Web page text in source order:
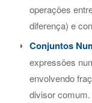
operações
diferença) e
Conjuntos
expressões
envolvendo
divisor comum.